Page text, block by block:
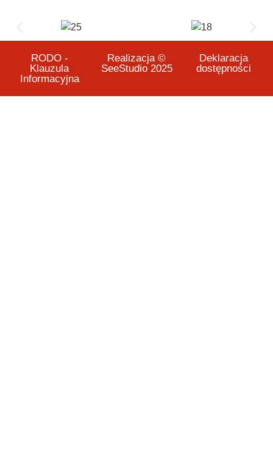
RODO -
Klauzula
Informacyjna
Realizacja ©
SeeStudio 2025
Deklaracja
dostępności